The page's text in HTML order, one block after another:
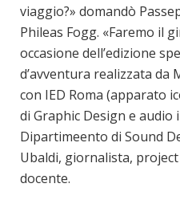
viaggio?» domandò
Phileas Fogg. «Faremo il
occasione dell’edizione
d’avventura realizzata
con IED Roma (apparato
di Graphic Design e audio
Dipartimeento di Sound
Ubaldi, giornalista,
docente.